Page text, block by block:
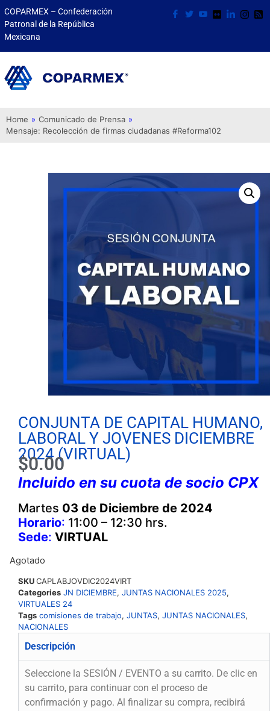
COPARMEX – Confederación
Patronal de la República
Mexicana
Home » Comunicado de Prensa »
Mensaje: Recolección de firmas ciudadanas #Reforma102
CONJUNTA DE CAPITAL HUMANO,
LABORAL Y JOVENES DICIEMBRE
2024 (VIRTUAL)
$0.00
Incluido en su cuota de socio CPX
Martes 03 de Diciembre de 2024
Horario: 11:00 – 12:30 hrs.
Sede: VIRTUAL
Agotado
SKUCAPLABJOVDIC2024VIRT
Categories JN DICIEMBRE, JUNTAS NACIONALES 2025,
VIRTUALES 24
Tags comisiones de trabajo, JUNTAS, JUNTAS NACIONALES,
NACIONALES
Descripción
Seleccione la SESIÓN / EVENTO a su carrito. De clic en
su carrito, para continuar con el proceso de
confirmación y pago. Al finalizar su compra, recibirá